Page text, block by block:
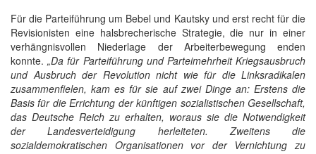
Für die Parteiführung um Bebel und Kautsky und erst recht für die
Revisionisten eine halsbrecherische Strategie, die nur in einer
verhängnisvollen Niederlage der Arbeiterbewegung enden
konnte.„Da für Parteiführung und Parteimehrheit Kriegsausbruch
und Ausbruch der Revolution nicht wie für die Linksradikalen
zusammenfielen, kam es für sie auf zwei Dinge an: Erstens die
Basis für die Errichtung der künftigen sozialistischen Gesellschaft,
das Deutsche Reich zu erhalten, woraus sie die Notwendigkeit
der Landesverteidigung herleiteten. Zweitens die
sozialdemokratischen Organisationen vor der Vernichtung zu